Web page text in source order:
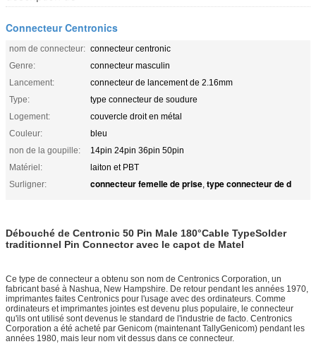
Connecteur Centronics
nom de connecteur: connecteur centronic
Genre:
connecteur masculin
Lancement:
connecteur de lancement de 2.16mm
Type:
type connecteur de soudure
Logement:
couvercle droit en métal
Couleur:
bleu
non de la goupille:
14pin 24pin 36pin 50pin
Matériel:
laiton et PBT
Surligner:
connecteur femelle de prise, type connecteur de d
Débouché de Centronic 50 Pin Male 180°Cable TypeSolder
traditionnel Pin Connector avec le capot de Matel
Ce type de connecteur a obtenu son nom de Centronics Corporation, un
fabricant basé à Nashua, New Hampshire. De retour pendant les années 1970,
imprimantes faites Centronics pour l'usage avec des ordinateurs. Comme
ordinateurs et imprimantes jointes est devenu plus populaire, le connecteur
qu'ils ont utilisé sont devenus le standard de l'industrie de facto. Centronics
Corporation a été acheté par Genicom (maintenant TallyGenicom) pendant les
années 1980, mais leur nom vit dessus dans ce connecteur.